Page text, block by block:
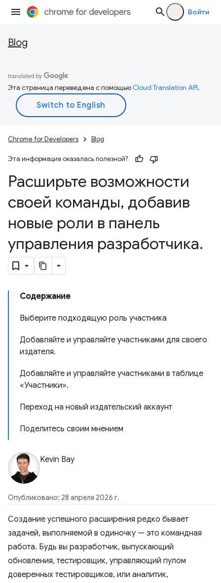
Войти
Blog
Эта страница переведена с помощьюCloud Translation API.
Chrome for Developers Blog
Эта информация оказалась полезной?
Расширьте возможности
своей команды, добавив
новые роли в панель
управления разработчика.
Содержание
Выберите подходящую роль участника
Добавляйте и управляйте участниками для своего
издателя.
Добавляйте и управляйте участниками в таблице
«Участники».
Переход на новый издательский аккаунт
Поделитесь своим мнением
Kevin Bay
Опубликовано: 28 апреля 2026 г.
Создание успешного расширения редко бывает
задачей, выполняемой в одиночку — это командная
работа. Будь вы разработчик, выпускающий
обновления, тестировщик, управляющий пулом
доверенных тестировщиков, или аналитик,